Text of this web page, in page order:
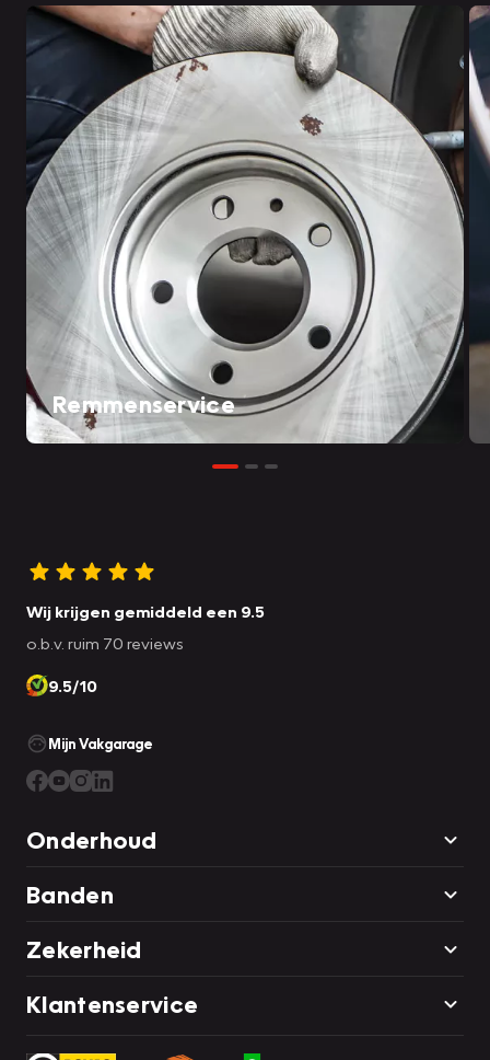
Remmenservice
Wij krijgen gemiddeld een 9.5
o.b.v. ruim 70 reviews
9.5/10
Mijn Vakgarage
Onderhoud
Banden
Zekerheid
Klantenservice